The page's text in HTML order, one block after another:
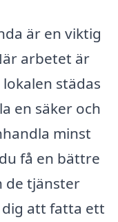
är en viktig
arbetet är
städas
en säker och
minst
få en bättre
de tjänster
att fatta ett